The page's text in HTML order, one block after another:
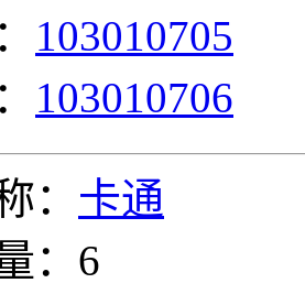
103010705
103010706
： 卡通
：6